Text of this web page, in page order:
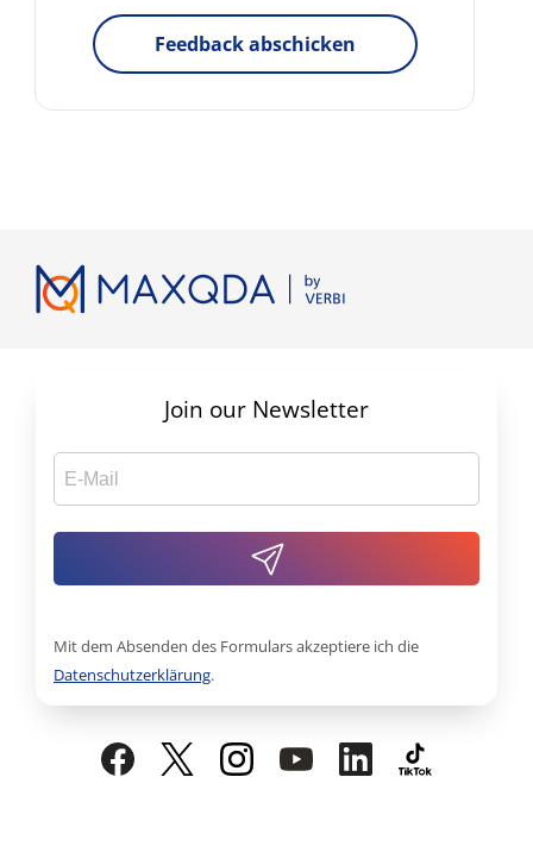
Feedback abschicken
Join our Newsletter
Mit dem Absenden des Formulars akzeptiere ich die
Datenschutzerklärung.